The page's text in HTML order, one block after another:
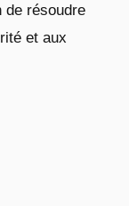
de résoudre
et aux